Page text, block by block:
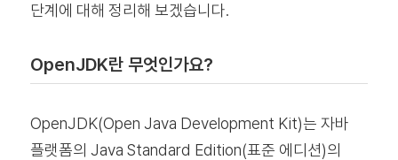
단계에 대해 정리해 보겠습니다.
OpenJDK란 무엇인가요?
OpenJDK(Open Java Development Kit)는 자바
플랫폼의 Java Standard Edition(표준 에디션)의